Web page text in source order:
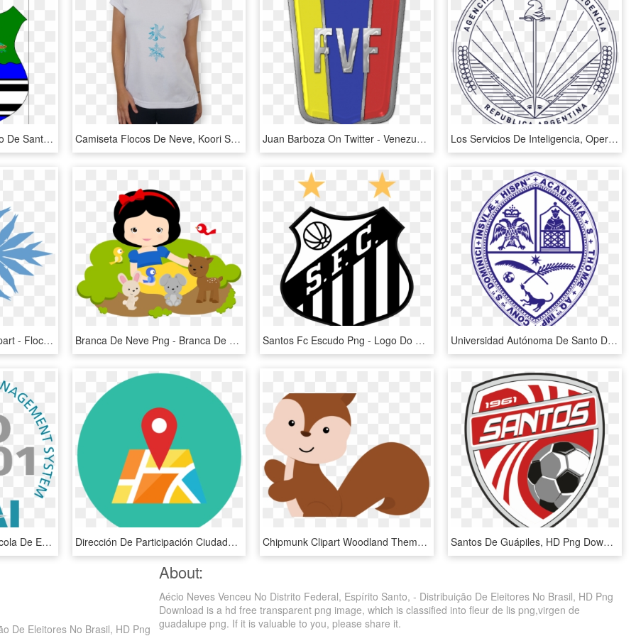
Escudo - Gallery - Escudo De Santo Domingo De Los Tsáchilas, HD Png Download Camiseta Flocos De Neve, Koori Snowflake De Barbara - Camiseta Mae De Ginasta, HD Png Download Juan Barboza On Twitter - Venezuelan Football Federation, HD Png Download Los Servicios De Inteligencia, Operadores A Las Sombras - Argentine Federal Intelligence Agency, HD Png Download
Frozen Flocos Vector Clipart - Floco De Neve Png, Transparent Png Branca De Neve Png - Branca De Neve Cute Png, Transparent Png Santos Fc Escudo Png - Logo Do Santos Png, Transparent Png Universidad Autónoma De Santo Domingo, HD Png Download
Subscribe For News - Escola De Evangelização Santo André, HD Png Download Dirección De Participación Ciudadana - Distritos Icono, HD Png Download Chipmunk Clipart Woodland Theme - Bichinhos Da Branca De Neve, HD Png Download Santos De Guápiles, HD Png Download
De Eleitores No Brasil, HD Png
About:
Aécio Neves Venceu No Distrito Federal, Espírito Santo, - Distribuição De Eleitores No Brasil, HD Png
Download is a hd free transparent png image, which is classified into fleur de lis png,virgen de
guadalupe png. If it is valuable to you, please share it.